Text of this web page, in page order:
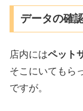
データの確
店内にはペット
そこにいてもら
ですが。